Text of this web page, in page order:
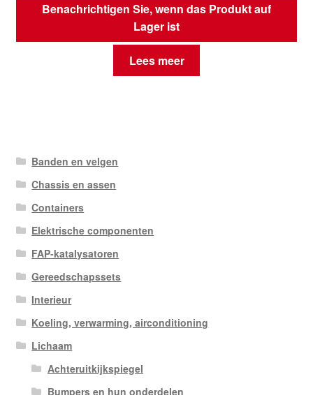
Benachrichtigen Sie, wenn das Produkt auf
Lager ist
Lees meer
Banden en velgen
Chassis en assen
Containers
Elektrische componenten
FAP-katalysatoren
Gereedschapssets
Interieur
Koeling, verwarming, airconditioning
Lichaam
Achteruitkijkspiegel
Bumpers en hun onderdelen